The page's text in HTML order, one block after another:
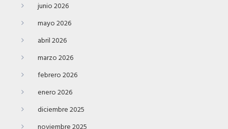
junio 2026
mayo 2026
abril 2026
marzo 2026
febrero 2026
enero 2026
diciembre 2025